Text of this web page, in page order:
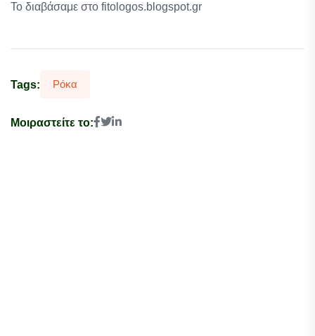
Το διαβάσαμε στο fitologos.blogspot.gr
Tags: Ρόκα
Μοιραστείτε το: